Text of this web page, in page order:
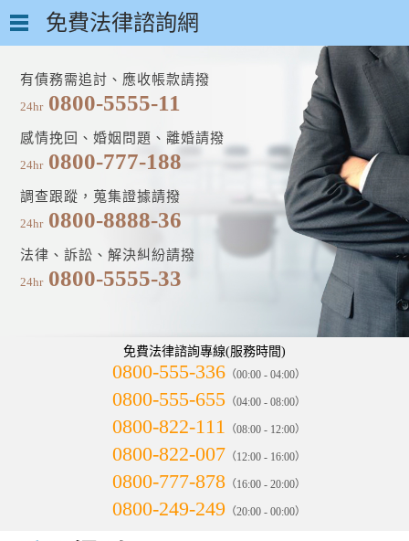
免費法律諮詢網
有債務需追討、應收帳款請撥
24hr 0800-5555-11
感情挽回、婚姻問題、離婚請撥
24hr 0800-777-188
調查跟蹤，蒐集證據請撥
24hr 0800-8888-36
法律、訴訟、解決糾紛請撥
24hr 0800-5555-33
免費法律諮詢專線(服務時間)
0800-555-336 （00:00 - 04:00）
0800-555-655 （04:00 - 08:00）
0800-822-111 （08:00 - 12:00）
0800-822-007 （12:00 - 16:00）
0800-777-878 （16:00 - 20:00）
0800-249-249 （20:00 - 00:00）